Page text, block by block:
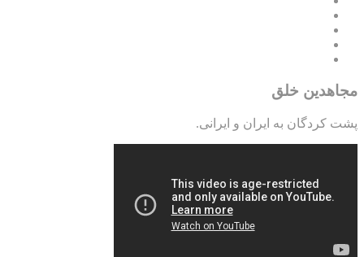
مجاهدین خلق
پشت کردگان به ایران و ایرانی.